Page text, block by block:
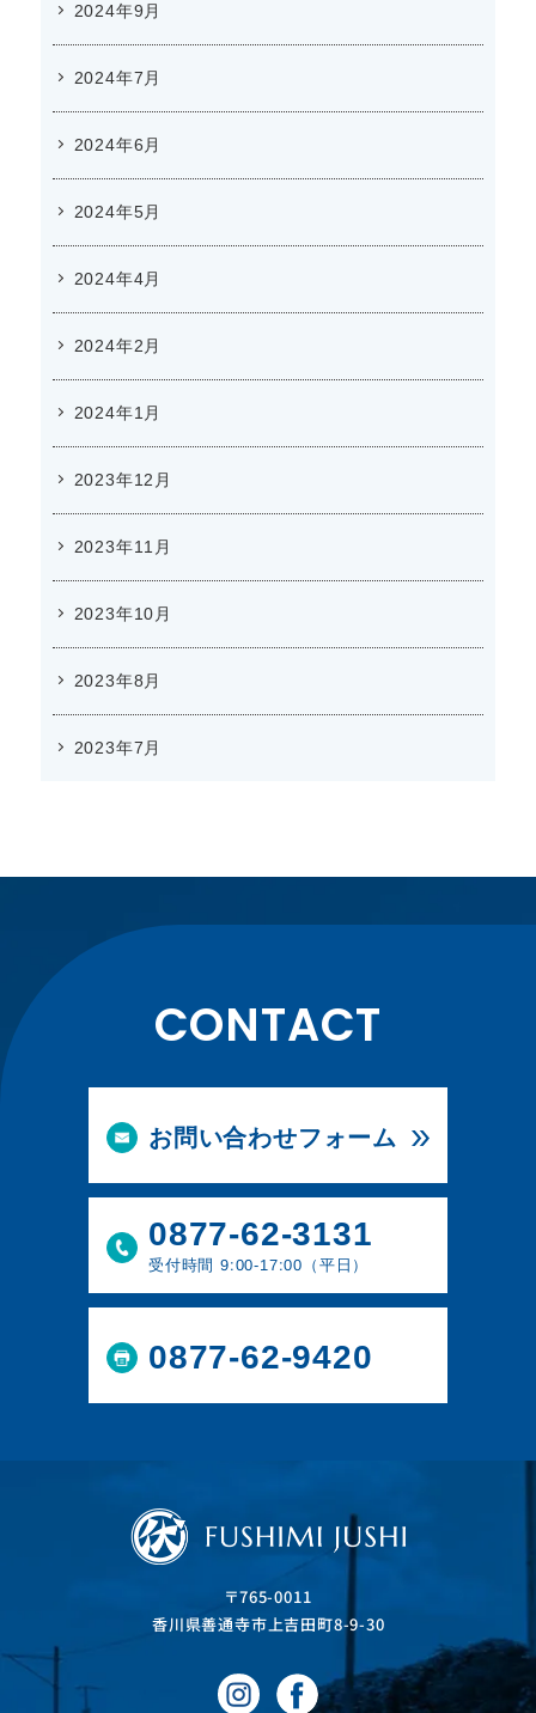
2024年9月
2024年7月
2024年6月
2024年5月
2024年4月
2024年2月
2024年1月
2023年12月
2023年11月
2023年10月
2023年8月
2023年7月
〒765-0011
⾹川県善通寺市上吉⽥町8-9-30
CONTACT
お問い合わせフォーム
0877-62-3131
受付時間 9:00-17:00（平日）
0877-62-9420